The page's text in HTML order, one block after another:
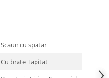
Scaun cu spatar
Cu brate Tapitat